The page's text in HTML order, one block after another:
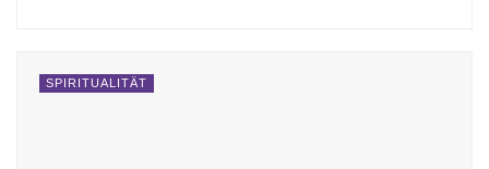
SPIRITUALITÄT